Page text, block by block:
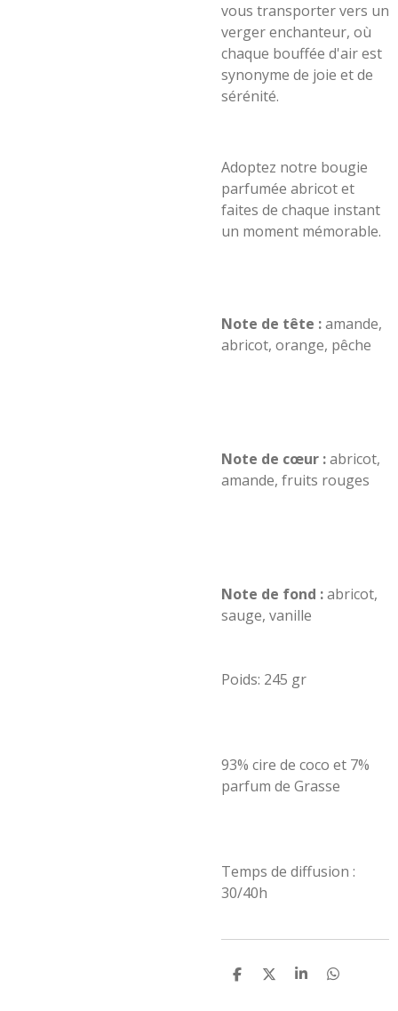
vous transporter vers un
verger enchanteur, où
chaque bouffée d'air est
synonyme de joie et de
sérénité.
Adoptez notre bougie
parfumée abricot et
faites de chaque instant
un moment mémorable.
Note de tête :amande,
abricot, orange, pêche
Note de cœur :abricot,
amande, fruits rouges
Note de fond :abricot,
sauge, vanille
Poids: 245 gr
93% cire de coco et 7%
parfum de Grasse
Temps de diffusion :
30/40h
P
P
P
P